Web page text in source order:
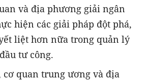
và địa phương giải ngân
hiện các giải pháp đột phá,
liệt hơn nữa trong quản lý
tư công.
cơ quan trung ương và địa